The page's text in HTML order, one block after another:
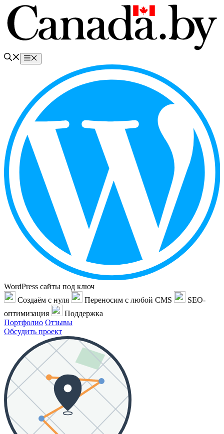
Перейти
содержимому
Меню
WordPress сайты под ключ
Создаём с нуля
Переносим с любой CMS
SEO-
оптимизация
Поддержка
Портфолио Отзывы
Обсудить проект